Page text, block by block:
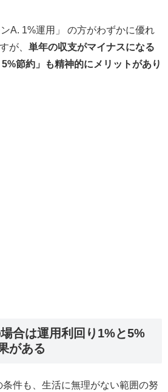
A. 1%運用」 の方がわずかに優れ
が、 単年の収支がマイナスになる
節約」も精神的にメリットがあり
合は運用利回り1%と5%
がある
件も、生活に無理がない範囲の努